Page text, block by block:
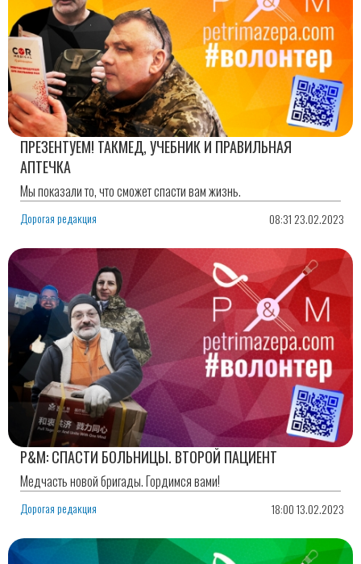
ПРЕЗЕНТУЕМ! ТАКМЕД, УЧЕБНИК И ПРАВИЛЬНАЯ
АПТЕЧКА
Мы показали то, что сможет спасти вам жизнь.
Дорогая редакция 08:31 23.02.2023
P&M: СПАСТИ БОЛЬНИЦЫ. ВТОРОЙ ПАЦИЕНТ
Медчасть новой бригады. Гордимся вами!
Дорогая редакция 18:00 13.02.2023